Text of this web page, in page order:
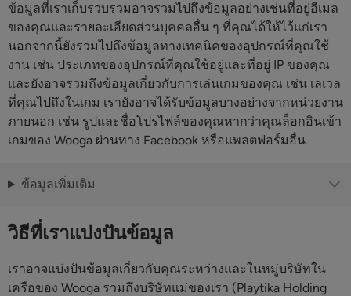
ข้อมูลที่เราเก็บรวบรวมอาจรวมไปถึงข้อมูลอย่างเช่นที่อยู่อีเมล
ของคุณและรายละเอียดส่วนบุคคลอื่น ๆ ที่คุณได้ให้ไว้แก่เรา
นอกจากนี้ยังรวมไปถึงข้อมูลทางเทคนิคของอุปกรณ์ที่คุณใช้
งาน เช่น ประเภทของอุปกรณ์ที่คุณใช้อยู่และที่อยู่ IP ของคุณ
และยังอาจรวมถึงข้อมูลเกี่ยวกับการเล่นเกมของคุณ เช่น เลเวล
ที่คุณไปถึงในเกม เรายังอาจได้รับข้อมูลบางอย่างจากหน่วยงาน
ภายนอก เช่น รูปและชื่อโปรไฟล์ของคุณหากว่าคุณล็อกอินเข้า
เกมของ Wooga ผ่านทาง Facebook หรือแพลตฟอร์มอื่น
ข้อมูลเพิ่มเติม
วิธีที่เราแบ่งปันข้อมูล
เราอาจแบ่งปันข้อมูลเกี่ยวกับคุณระหว่างและในหมู่บริษัทใน
เครือของ Wooga รวมถึงบริษัทแม่ของเรา (Playtika Holding